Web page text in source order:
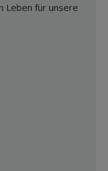
Leben für unsere